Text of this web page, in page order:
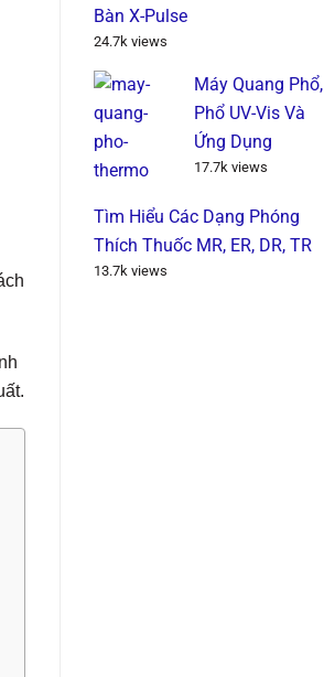
Bàn X-Pulse
24.7k views
Máy Quang Phổ,
Phổ UV-Vis Và
Ứng Dụng
17.7k views
Tìm Hiểu Các Dạng Phóng
Thích Thuốc MR, ER, DR, TR
13.7k views